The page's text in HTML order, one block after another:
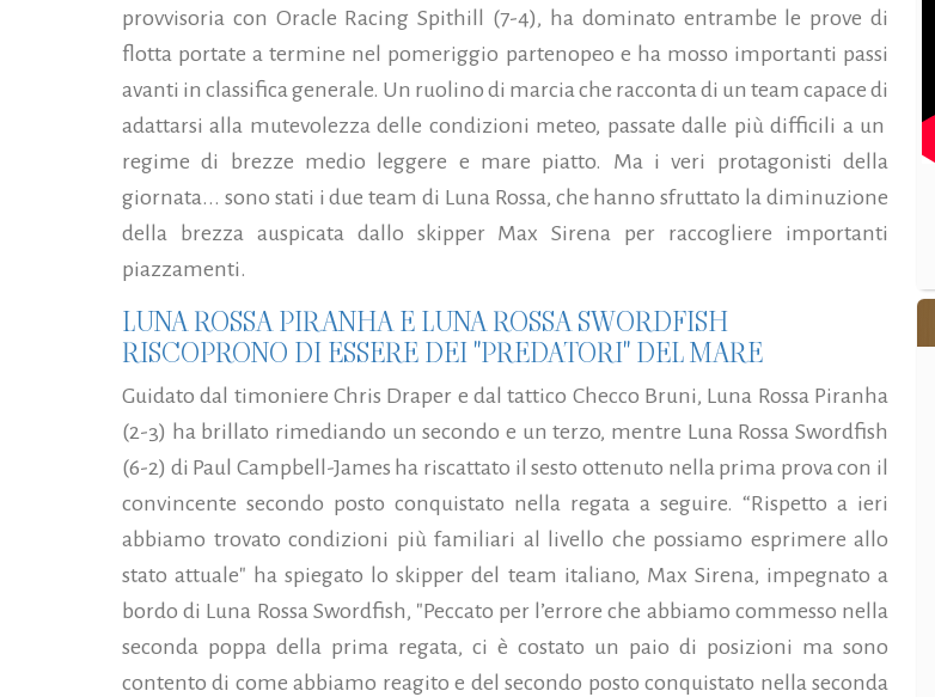
provvisoria con Oracle Racing Spithill (7-4), ha dominato entrambe le prove di
flotta portate a termine nel pomeriggio partenopeo e ha mosso importanti passi
avanti in classifica generale. Un ruolino di marcia che racconta di un team capace di
adattarsi alla mutevolezza delle condizioni meteo, passate dalle più difficili a un
regime di brezze medio leggere e mare piatto. Ma i veri protagonisti della
giornata... sono stati i due team di Luna Rossa, che hanno sfruttato la diminuzione
della brezza auspicata dallo skipper Max Sirena per raccogliere importanti
piazzamenti.
LUNA ROSSA PIRANHA E LUNA ROSSA SWORDFISH
RISCOPRONO DI ESSERE DEI "PREDATORI" DEL MARE
Guidato dal timoniere Chris Draper e dal tattico Checco Bruni, Luna Rossa Piranha
(2-3) ha brillato rimediando un secondo e un terzo, mentre Luna Rossa Swordfish
(6-2) di Paul Campbell-James ha riscattato il sesto ottenuto nella prima prova con il
convincente secondo posto conquistato nella regata a seguire. “Rispetto a ieri
abbiamo trovato condizioni più familiari al livello che possiamo esprimere allo
stato attuale" ha spiegato lo skipper del team italiano, Max Sirena, impegnato a
bordo di Luna Rossa Swordfish, "Peccato per l’errore che abbiamo commesso nella
seconda poppa della prima regata, ci è costato un paio di posizioni ma sono
contento di come abbiamo reagito e del secondo posto conquistato nella seconda